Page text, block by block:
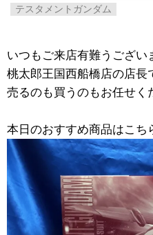
​テスタメントガンダム
いつもご来店有難うござい
桃太郎王国西船橋店の店長
売るのも買うのもお任せく
本日のおすすめ商品はこち